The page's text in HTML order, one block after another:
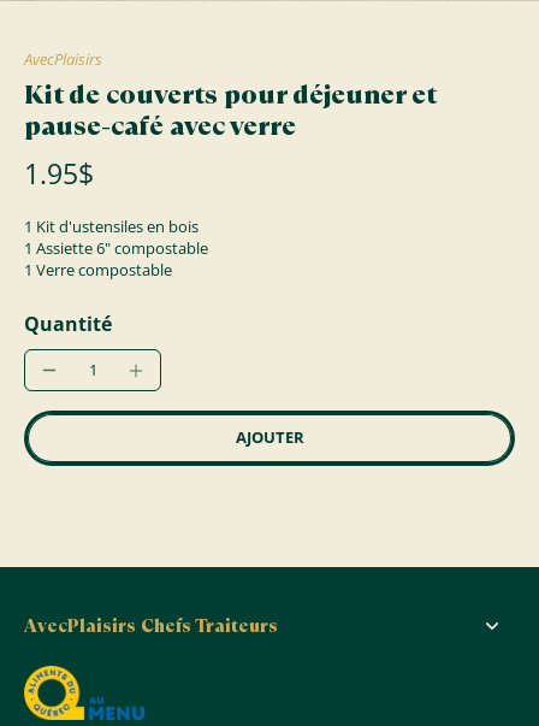
AvecPlaisirs
Kit de couverts pour déjeuner et
pause-café avec verre
1.95$
1 Kit d'ustensiles en bois
1 Assiette 6" compostable
1 Verre compostable
Quantité
AJOUTER
AvecPlaisirs Chefs Traiteurs